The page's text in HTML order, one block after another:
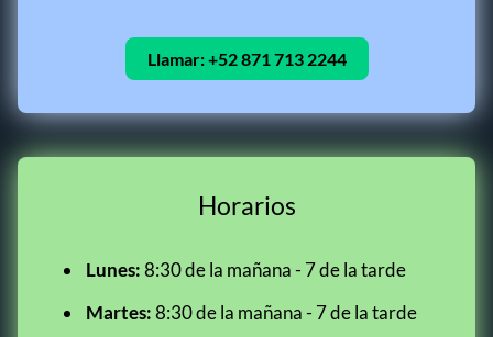
Llamar:+52 871 713 2244
Horarios
Lunes:8:30 de la mañana - 7 de la tarde
Martes:8:30 de la mañana - 7 de la tarde